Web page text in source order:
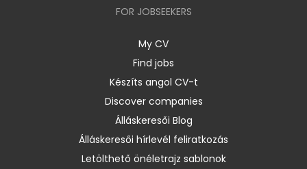
FOR JOBSEEKERS
My CV
Find jobs
Készíts angol CV-t
Discover companies
Álláskeresői Blog
Álláskeresői hírlevél feliratkozás
Letölthető önéletrajz sablonok